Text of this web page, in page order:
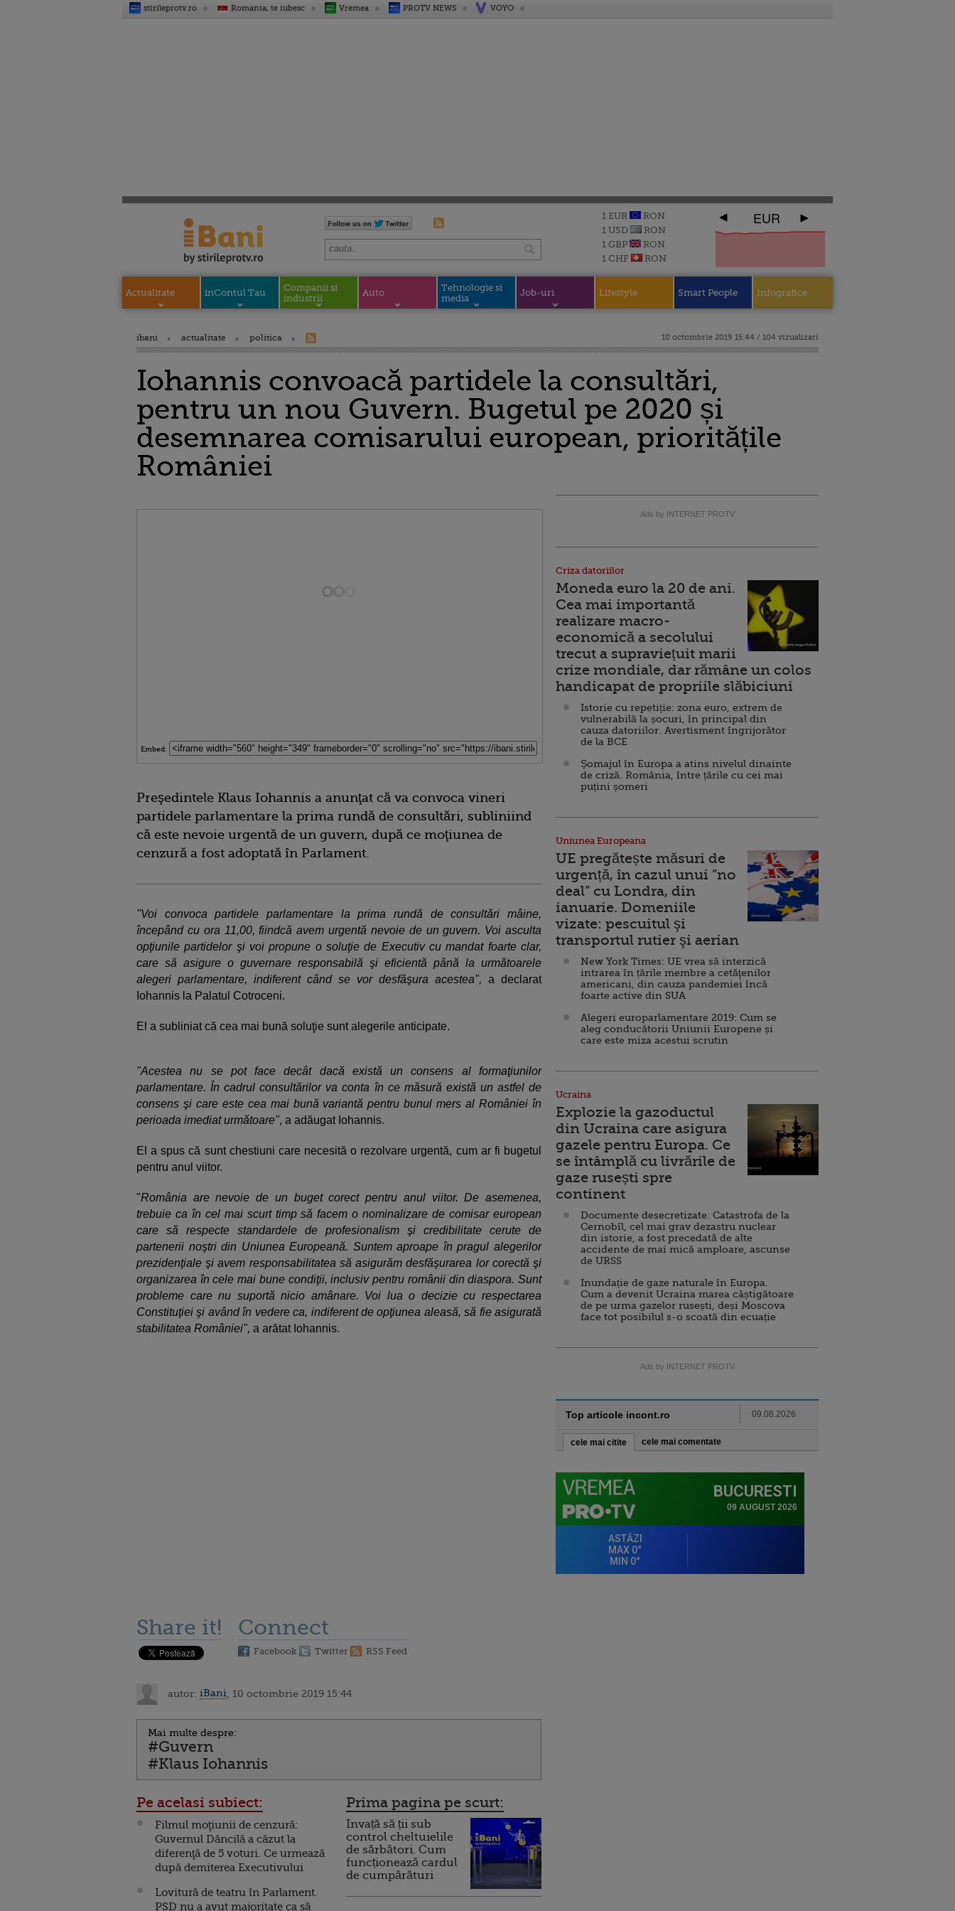
stirileprotv.ro Romania, te iubesc Vremea PROTV NEWS VOYO
1 EUR
RON
1 USD
RON
1 GBP
RON
1 CHF
RON
EUR
Actualitate inContul Tau
Companii si
industrii
Auto
Tehnologie si
media
Job-uri Lifestyle Smart People Infografice
ibani actualitate politica 10 octombrie 2019 15:44 / 104 vizualizari
Iohannis convoacă partidele la consultări,
pentru un nou Guvern. Bugetul pe 2020 și
desemnarea comisarului european, prioritățile
României
Embed:
Preşedintele Klaus Iohannis a anunţat că va convoca vineri
partidele parlamentare la prima rundă de consultări, subliniind
că este nevoie urgentă de un guvern, după ce moţiunea de
cenzură a fost adoptată în Parlament.
"Voi convoca partidele parlamentare la prima rundă de consultări mâine,
începând cu ora 11,00, fiindcă avem urgentă nevoie de un guvern. Voi asculta
opţiunile partidelor şi voi propune o soluţie de Executiv cu mandat foarte clar,
care să asigure o guvernare responsabilă şi eficientă până la următoarele
alegeri parlamentare, indiferent când se vor desfăşura acestea", a declarat
Iohannis la Palatul Cotroceni.
El a subliniat că cea mai bună soluţie sunt alegerile anticipate.
"Acestea nu se pot face decât dacă există un consens al formaţiunilor
parlamentare. În cadrul consultărilor va conta în ce măsură există un astfel de
consens şi care este cea mai bună variantă pentru bunul mers al României în
perioada imediat următoare", a adăugat Iohannis.
El a spus că sunt chestiuni care necesită o rezolvare urgentă, cum ar fi bugetul
pentru anul viitor.
"România are nevoie de un buget corect pentru anul viitor. De asemenea,
trebuie ca în cel mai scurt timp să facem o nominalizare de comisar european
care să respecte standardele de profesionalism şi credibilitate cerute de
partenerii noştri din Uniunea Europeană. Suntem aproape în pragul alegerilor
prezidenţiale şi avem responsabilitatea să asigurăm desfăşurarea lor corectă şi
organizarea în cele mai bune condiţii, inclusiv pentru românii din diaspora. Sunt
probleme care nu suportă nicio amânare. Voi lua o decizie cu respectarea
Constituţiei şi având în vedere ca, indiferent de opţiunea aleasă, să fie asigurată
stabilitatea României", a arătat Iohannis.
Share it! Connect
Facebook Twitter RSS Feed
autor: iBani , 10 octombrie 2019 15:44
Mai multe despre:
#Guvern
#Klaus Iohannis
Pe acelasi subiect:
Filmul moţiunii de cenzură:
Guvernul Dăncilă a căzut la
diferenţă de 5 voturi. Ce urmează
după demiterea Executivului
Lovitură de teatru în Parlament.
PSD nu a avut majoritate ca să
Prima pagina pe scurt:
Invață să ții sub
control cheltuielile
de sărbători. Cum
funcționează cardul
de cumpărături
Ads by INTERNET PROTV
Criza datoriilor
Moneda euro la 20 de ani.
Cea mai importantă
realizare macro-
economică a secolului
trecut a supraviețuit marii
crize mondiale, dar rămâne un colos
handicapat de propriile slăbiciuni
Istorie cu repetiție: zona euro, extrem de
vulnerabilă la șocuri, în principal din
cauza datoriilor. Avertisment îngrijorător
de la BCE
Șomajul în Europa a atins nivelul dinainte
de criză. România, între țările cu cei mai
puțini șomeri
Uniunea Europeana
UE pregătește măsuri de
urgență, în cazul unui ”no
deal” cu Londra, din
ianuarie. Domeniile
vizate: pescuitul şi
transportul rutier şi aerian
New York Times: UE vrea să interzică
intrarea în țările membre a cetăţenilor
americani, din cauza pandemiei încă
foarte active din SUA
Alegeri europarlamentare 2019: Cum se
aleg conducătorii Uniunii Europene și
care este miza acestui scrutin
Ucraina
Explozie la gazoductul
din Ucraina care asigura
gazele pentru Europa. Ce
se întâmplă cu livrările de
gaze rusești spre
continent
Documente desecretizate: Catastrofa de la
Cernobîl, cel mai grav dezastru nuclear
din istorie, a fost precedată de alte
accidente de mai mică amploare, ascunse
de URSS
Inundație de gaze naturale în Europa.
Cum a devenit Ucraina marea câștigătoare
de pe urma gazelor rusești, deși Moscova
face tot posibilul s-o scoată din ecuație
Ads by INTERNET PROTV
Top articole incont.ro 09.08.2026
cele mai citite cele mai comentate